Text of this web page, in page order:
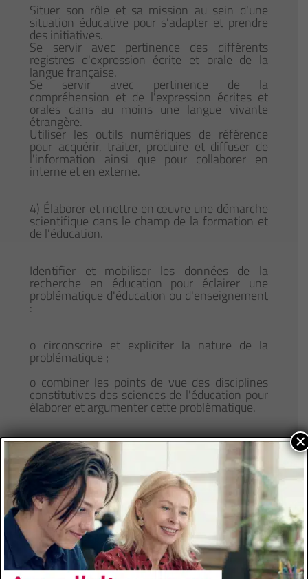
Situer son rôle et sa mission au sein d'une
situation éducative pour s'adapter et prendre
des initiatives.
Se servir avec pertinence des différents
registres d'expression écrite et orale de la
langue française.
Se servir avec pertinence de la
compréhension et de l'expression écrites et
orales dans au moins une langue vivante
étrangère.
Utiliser les outils numériques de référence
pour acquérir, traiter, produire et diffuser de
l'information ainsi que pour collaborer en
interne et en externe.
4) Élaborer et mettre en œuvre une démarche
scientifique dans le champ de la formation et
de l'éducation.
Identifier et mobiliser les données de la
recherche en éducation pour éclairer une
problématique d'éducation ou d'enseignement
:
o circonscrire et expliciter la nature de la
problématique ;
o combiner les points de vue des disciplines
constitutives des sciences de l'éducation pour
élaborer et argumenter cette problématique.
Construire, analyser et évaluer un dispositif de
recherche et argumenter ses choix
méthodologiques.
Créer une distance critique appropriée, évaluer
et s'autoévaluer.
5) Construire un projet professionnel
personnel pour réussir son intégration
professionnelle dans le domaine de
l'enseignement et de la formation.
×